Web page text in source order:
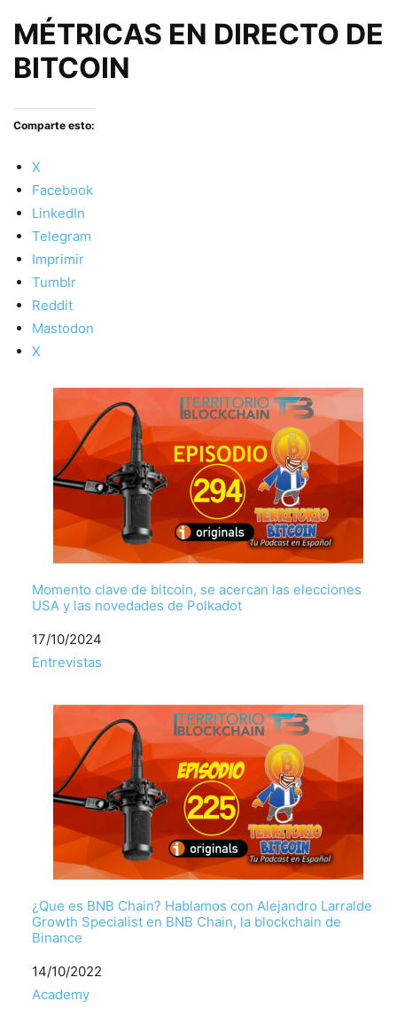
MÉTRICAS EN DIRECTO DE
BITCOIN
Comparte esto:
X
Facebook
LinkedIn
Telegram
Imprimir
Tumblr
Reddit
Mastodon
X
Momento clave de bitcoin, se acercan las elecciones
USA y las novedades de Polkadot
Fecha
17/10/2024
Respecto a
Entrevistas
¿Que es BNB Chain? Hablamos con Alejandro Larralde
Growth Specialist en BNB Chain, la blockchain de
Binance
Fecha
14/10/2022
Respecto a
Academy